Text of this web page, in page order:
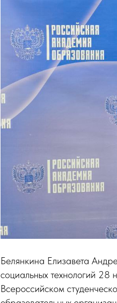
Белянкина Елизавета
социальных технологий 28
Всероссийском